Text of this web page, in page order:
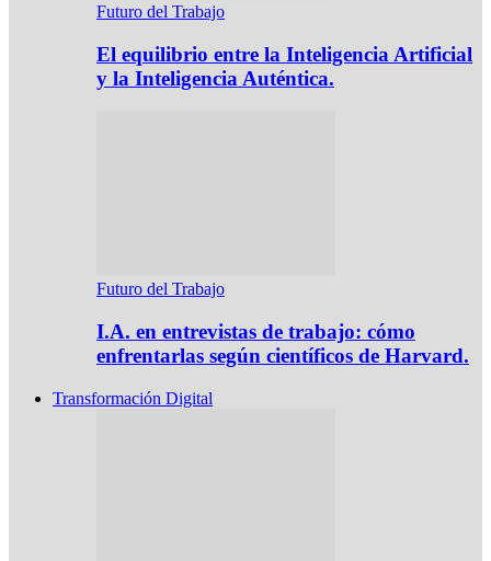
Futuro del Trabajo
El equilibrio entre la Inteligencia Artificial
y la Inteligencia Auténtica.
Futuro del Trabajo
I.A. en entrevistas de trabajo: cómo
enfrentarlas según científicos de Harvard.
Transformación Digital